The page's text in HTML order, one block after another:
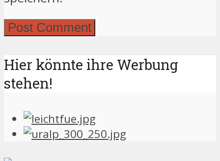
Hier könnte ihre Werbung
stehen!